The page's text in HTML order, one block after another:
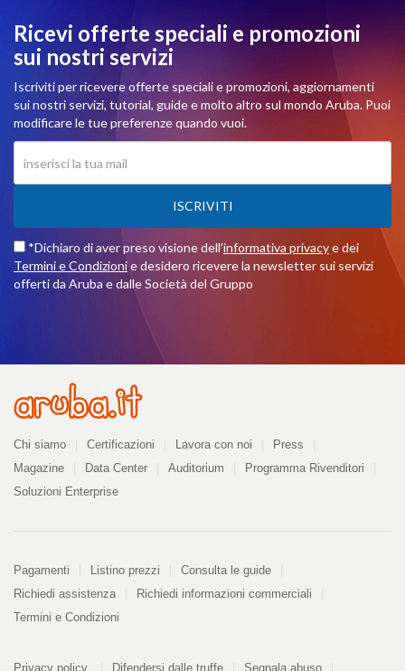
Ricevi offerte speciali e promozioni
sui nostri servizi
Iscriviti per ricevere offerte speciali e promozioni, aggiornamenti
sui nostri servizi, tutorial, guide e molto altro sul mondo Aruba. Puoi
modificare le tue preferenze quando vuoi.
ISCRIVITI
*Dichiaro di aver preso visione dell'informativa privacye dei
Termini e Condizionie desidero ricevere la newsletter sui servizi
offerti da Aruba e dalle Società del Gruppo
Azienda
Chi siamo Certificazioni Lavora con noi
Press
Magazine
Data Center Auditorium
Programma Rivenditori
Soluzioni Enterprise
Pagamenti
Pagamenti Listino prezzi
Consulta le guide
Richiedi assistenza
Richiedi informazioni commerciali
Termini e Condizioni
Privacy policy
PDFDifendersi dalle truffe Segnala abuso